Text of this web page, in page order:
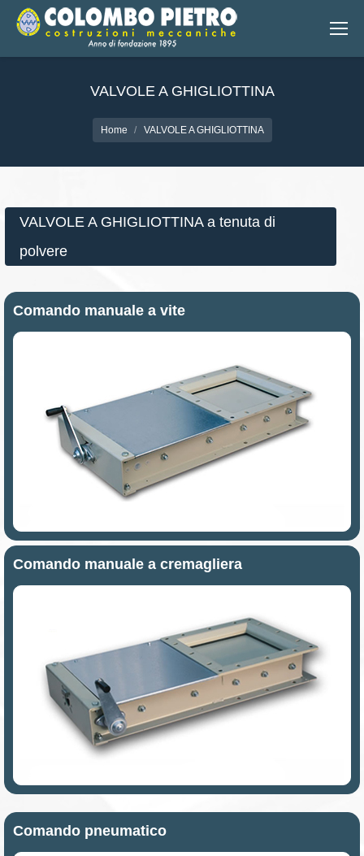
VALVOLE A GHIGLIOTTINA
Home VALVOLE A GHIGLIOTTINA
VALVOLE A GHIGLIOTTINA a tenuta di
polvere
Comando manuale a vite
Comando manuale a cremagliera
Comando pneumatico